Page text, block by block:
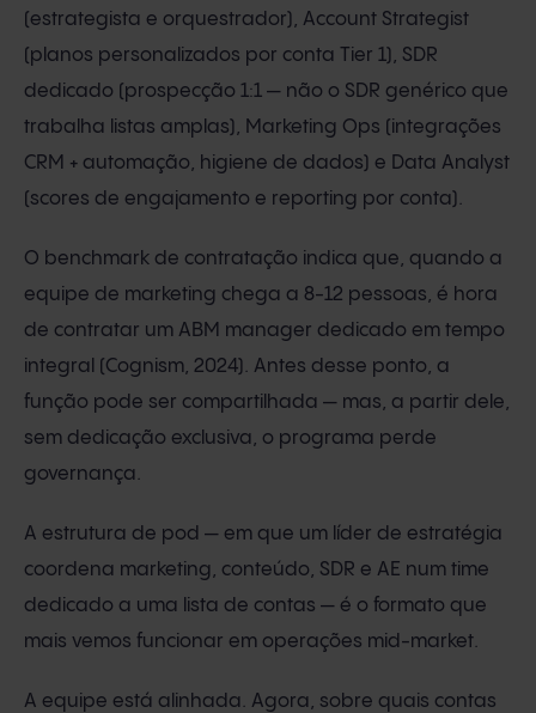
(estrategista e orquestrador), Account Strategist
(planos personalizados por conta Tier 1), SDR
dedicado (prospecção 1:1 — não o SDR genérico que
trabalha listas amplas), Marketing Ops (integrações
CRM + automação, higiene de dados) e Data Analyst
(scores de engajamento e reporting por conta).
O benchmark de contratação indica que, quando a
equipe de marketing chega a 8-12 pessoas, é hora
de contratar um ABM manager dedicado em tempo
integral (Cognism, 2024). Antes desse ponto, a
função pode ser compartilhada — mas, a partir dele,
sem dedicação exclusiva, o programa perde
governança.
A estrutura de pod — em que um líder de estratégia
coordena marketing, conteúdo, SDR e AE num time
dedicado a uma lista de contas — é o formato que
mais vemos funcionar em operações mid-market.
A equipe está alinhada. Agora, sobre quais contas